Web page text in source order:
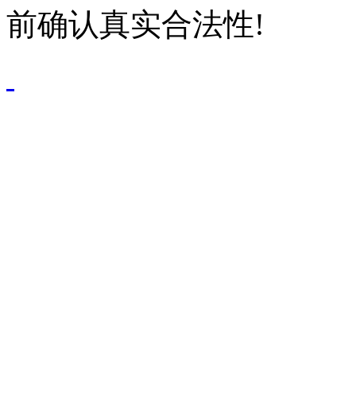
前确认真实合法性!